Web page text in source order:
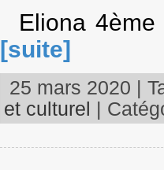
Eliona
[suite]
25 mars 2020 |
et culturel |